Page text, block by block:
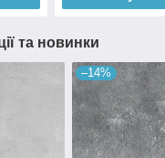
та новинки
–14%